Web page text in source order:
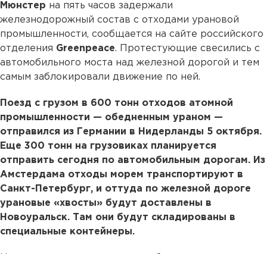
Мюнстер на пять часов задержали
железнодорожный состав с отходами урановой
промышленности, сообщается на сайте российского
отделения Greenpeace. Протестующие свесились с
автомобильного моста над железной дорогой и тем
самым заблокировали движение по ней.
Поезд с грузом в 600 тонн отходов атомной
промышленности — обедненным ураном —
отправился из Германии в Нидерланды 5 октября.
Еще 300 тонн на грузовиках планируется
отправить сегодня по автомобильным дорогам. Из
Амстердама отходы морем транспортируют в
Санкт-Петербург, и оттуда по железной дороге
урановые «хвосты» будут доставлены в
Новоуральск. Там они будут складированы в
специальные контейнеры.